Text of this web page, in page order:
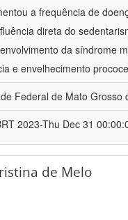
a frequência de
direta do
da síndrome
e envelhecimento
Federal de Mato Grosso
2023-Thu Dec 31
de Melo